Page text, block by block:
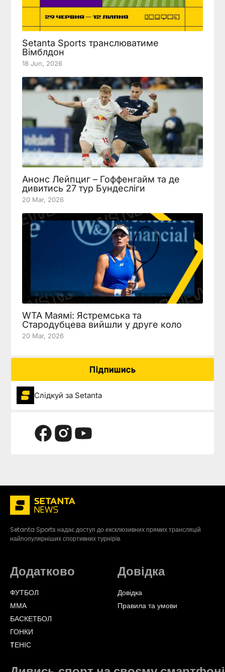
Setanta Sports транслюватиме
Вімблдон
18 Jun, 2026
Анонс Лейпциг – Гоффенгайм та де
дивитись 27 тур Бундесліги
20 Mar, 2026
WTA Маямі: Ястремська та
Стародубцева вийшли у друге коло
20 Mar, 2026
Підпишись
Слідкуй за Setanta
Setanta Sports надає доступ до ексклюзивних прямих трансляцій
найпопулярніших спортивних турнірів.
Додатково
ФУТБОЛ
ММА
БАСКЕТБОЛ
ГОНКИ
TЕНІС
Довідка
Довідка
Правила та умови